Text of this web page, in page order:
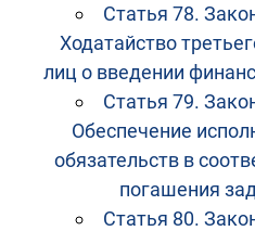
Статья 78.
Ходатайство
лиц о введении
Статья 79.
Обеспечение
обязательств в
погашения
Статья 80.